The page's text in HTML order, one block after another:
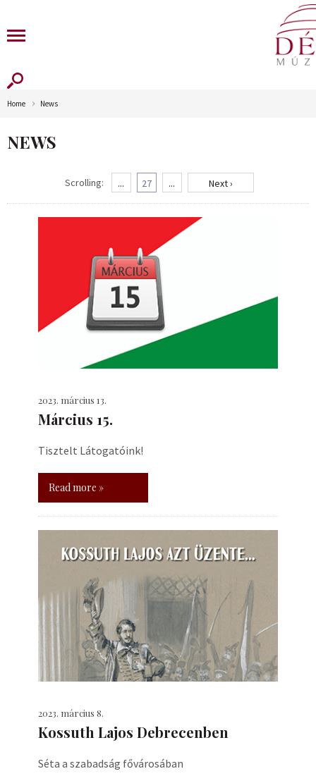
Home News
NEWS
Scrolling: ... 27 ... Next ›
2023. március 13.
Március 15.
Tisztelt Látogatóink!
Read more »
2023. március 8.
Kossuth Lajos Debrecenben
Séta a szabadság fővárosában